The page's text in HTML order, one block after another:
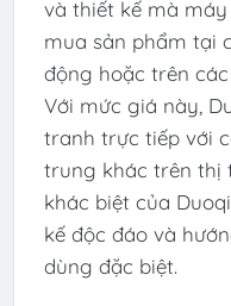
và thiết kế mà
mua sản phẩm tại
động hoặc trên
Với mức giá này,
tranh trực tiếp với
trung khác trên thị
khác biệt của
kế độc đáo và
dùng đặc biệt.